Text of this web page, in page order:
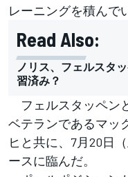
レーニングを積んで
Read Also:
ノリス、フェルスタ
習済み？
フェルスタッペン
ベテランであるマッ
ヒと共に、7月20日
ースに臨んだ。